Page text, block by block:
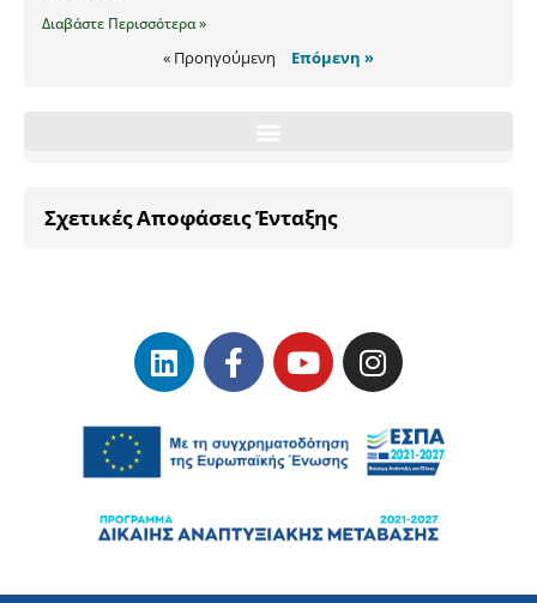
Διαβάστε Περισσότερα »
« Προηγούμενη Επόμενη »
Σχετικές Αποφάσεις Ένταξης